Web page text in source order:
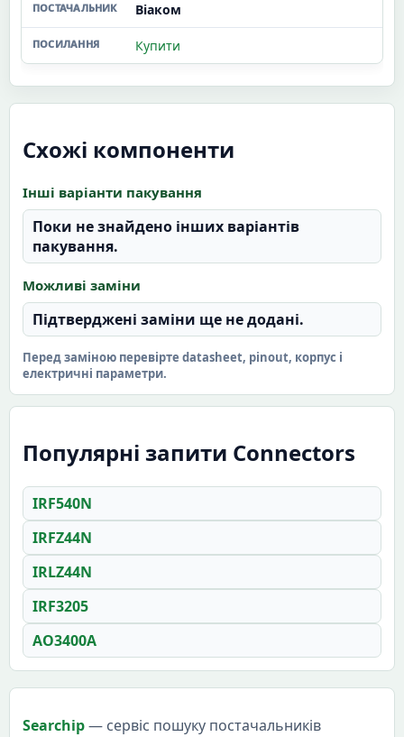
Віаком
Купити
Схожі компоненти
Інші варіанти пакування
Поки не знайдено інших варіантів
пакування.
Можливі заміни
Підтверджені заміни ще не додані.
Перед заміною перевірте datasheet, pinout, корпус і
електричні параметри.
Популярні запити Connectors
IRF540N
IRFZ44N
IRLZ44N
IRF3205
AO3400A
Searchip— сервіс пошуку постачальників